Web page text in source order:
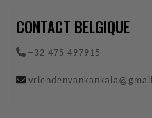
CONTACT BELGIQUE
+32 475 497915